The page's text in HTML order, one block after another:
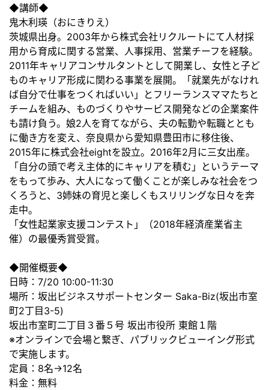
◆講師◆
鬼木利瑛（おにきりえ）
茨城県出身。2003年から株式会社リクルートにて人材採
用から育成に関する営業、人事採用、営業チーフを経験。
2011年キャリアコンサルタントとして開業し、女性と子ど
ものキャリア形成に関わる事業を展開。「就業先がなけれ
ば自分で仕事をつくればいい」とフリーランスママたちと
チームを組み、ものづくりやサービス開発などの企業案件
も請け負う。娘2人を育てながら、夫の転勤や転職ととも
に働き方を変え、奈良県から愛知県豊田市に移住後、
2015年に株式会社eightを設立。2016年2月に三女出産。
「自分の頭で考え主体的にキャリアを積む」というテーマ
をもって歩み、大人になって働くことが楽しみな社会をつ
くろうと、3姉妹の育児と楽しくもスリリングな日々を奔
走中。
「女性起業家支援コンテスト」（2018年経済産業省主
催）の最優秀賞受賞。
◆開催概要◆
日時：7/20 10:00-11:30
場所：坂出ビジネスサポートセンター Saka-Biz(坂出市室
町2丁目3-5)
坂出市室町二丁目３番５号 坂出市役所 東館１階
※オンラインで会場と繋ぎ、パブリックビューイング形式
で実施します。
定員：8名→12名
料金：無料